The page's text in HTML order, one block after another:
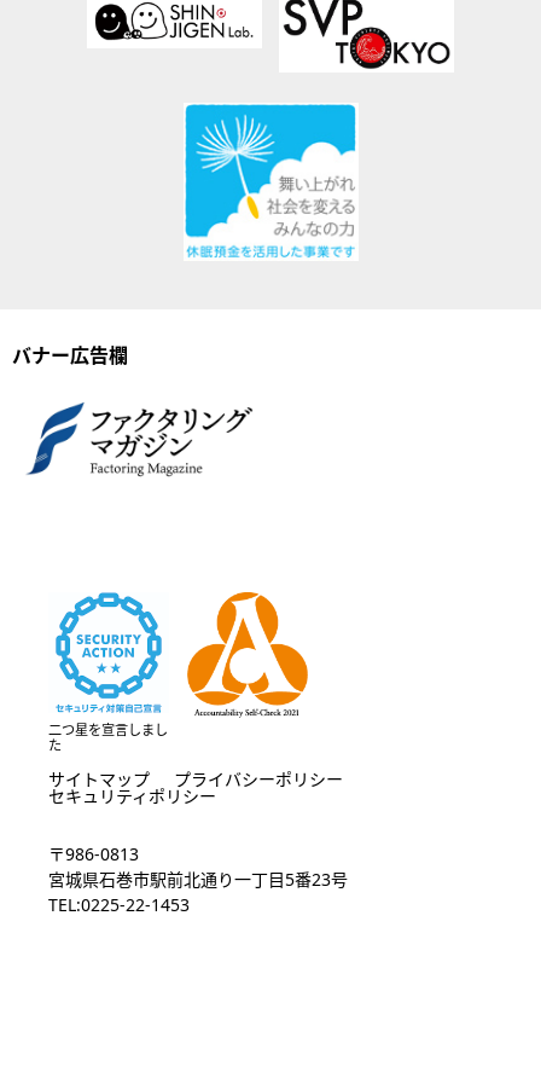
バナー広告欄
二つ星を宣言しまし
た
サイトマップ プライバシーポリシー
セキュリティポリシー
〒986-0813
宮城県石巻市駅前北通り一丁目5番23号
TEL:0225-22-1453